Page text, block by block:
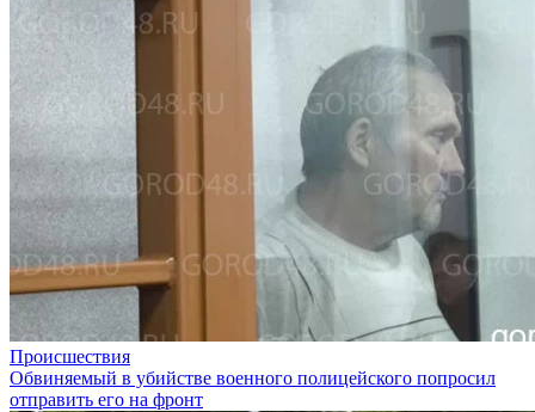
Происшествия
Обвиняемый в убийстве военного полицейского попросил
отправить его на фронт